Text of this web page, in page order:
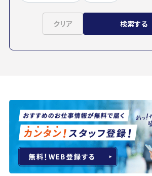
クリア 検索する